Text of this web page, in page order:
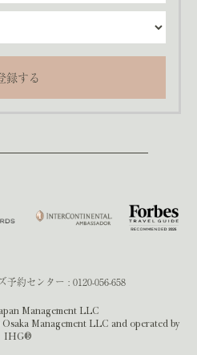
録する
予約センター : 0120-056-658
Management LLC
Management LLC and operated by
IHG®